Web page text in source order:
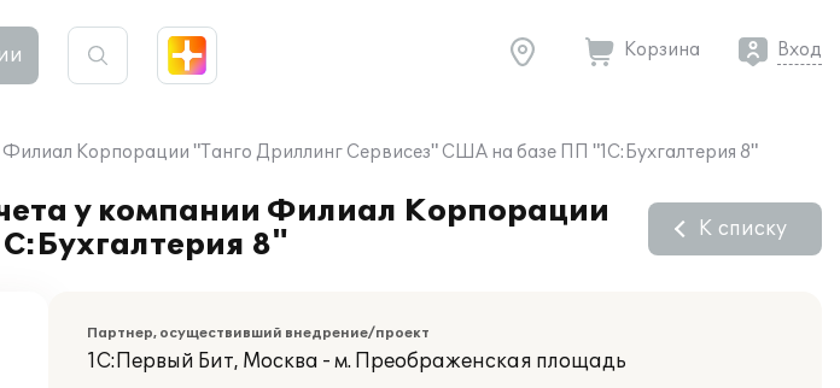
Корзина Вход
Филиал Корпорации "Танго Дриллинг Сервисез" США на базе ПП "1С:Бухгалтерия 8"
у компании Филиал Корпорации
8"
К списку
Партнер, осуществивший внедрение/проект
1С:Первый Бит, Москва - м. Преображенская площадь